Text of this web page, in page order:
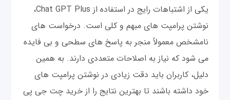
یکی از اشتباهات رایج در استفاده از Chat GPT Plus،
نوشتن پرامپت های مبهم و کلی است. درخواست های
نامشخص معمولاً منجر به پاسخ های سطحی و بی فایده
می شود که نیاز به اصلاحات متعددی دارند. به همین
دلیل، کاربران باید دقت زیادی در نوشتن پرامپت های
خود داشته باشند تا بهترین نتایج را از خرید چت جی پی